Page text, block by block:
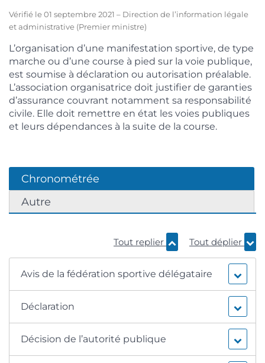
Vérifié le 01 septembre 2021 – Direction de l’information légale
et administrative (Premier ministre)
L’organisation d’une manifestation sportive, de type
marche ou d’une course à pied sur la voie publique,
est soumise à déclaration ou autorisation préalable.
L’association organisatrice doit justifier de garanties
d’assurance couvrant notamment sa responsabilité
civile. Elle doit remettre en état les voies publiques
et leurs dépendances à la suite de la course.
Chronométrée
Autre
Tout replier Tout déplier
Avis de la fédération sportive délégataire
Déclaration
Décision de l’autorité publique